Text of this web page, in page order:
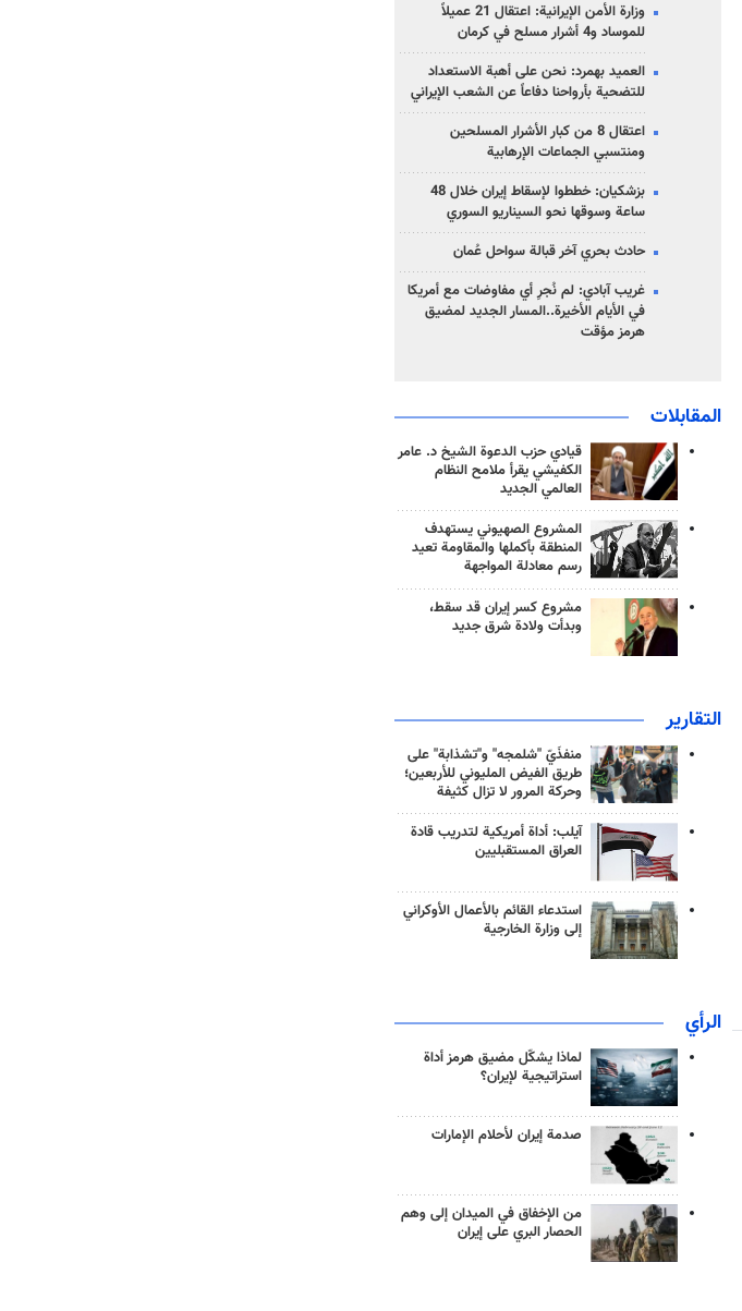
وزارة الأمن الإيرانية: اعتقال 21 عميلاً
للموساد و4 أشرار مسلح في كرمان
العميد بهمرد: نحن على أهبة الاستعداد
للتضحية بأرواحنا دفاعاً عن الشعب الإيراني
اعتقال 8 من كبار الأشرار المسلحين
ومنتسبي الجماعات الإرهابية
بزشكيان: خططوا لإسقاط إيران خلال 48
ساعة وسوقها نحو السيناريو السوري
حادث بحري آخر قبالة سواحل عُمان
غريب آبادي: لم نُجرِ أي مفاوضات مع أمريكا
في الأيام الأخيرة..المسار الجديد لمضيق
هرمز مؤقت
المقابلات
قيادي حزب الدعوة الشيخ د. عامر
الكفيشي يقرأ ملامح النظام
العالمي الجديد
المشروع الصهيوني يستهدف
المنطقة بأكملها والمقاومة تعيد
رسم معادلة المواجهة
مشروع كسر إيران قد سقط،
وبدأت ولادة شرق جديد
التقارير
منفذَيّ "شلمجه" و"تشذابة" على
طريق الفيض المليوني للأربعين؛
وحركة المرور لا تزال كثيفة
آيلب: أداة أمريكية لتدريب قادة
العراق المستقبليين
استدعاء القائم بالأعمال الأوكراني
إلى وزارة الخارجية
الرأي
لماذا يشكّل مضيق هرمز أداة
استراتيجية لإيران؟
صدمة إيران لأحلام الإمارات
من الإخفاق في الميدان إلى وهم
الحصار البري على إيران